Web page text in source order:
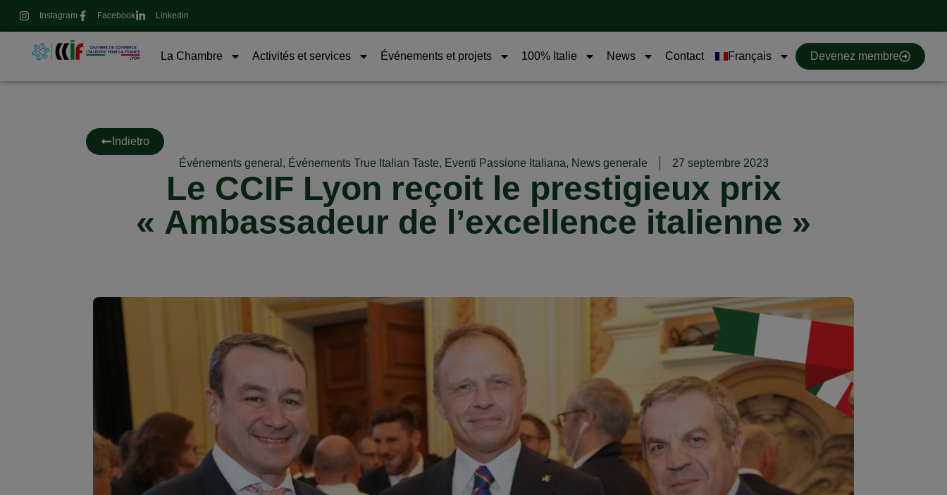
Instagram Facebook Linkedin
La Chambre Activités et services Événements et projets 100% Italie News Contact Français Devenez membre
Indietro
Événements general , Événements True Italian Taste, Eventi Passione Italiana, News generale 27 septembre 2023
Le CCIF Lyon reçoit le prestigieux prix
« Ambassadeur de l’excellence italienne »